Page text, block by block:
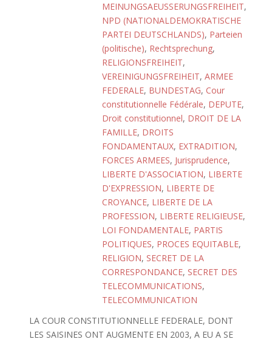
MEINUNGSAEUSSERUNGSFREIHEIT,
NPD (NATIONALDEMOKRATISCHE
PARTEI DEUTSCHLANDS), Parteien
(politische), Rechtsprechung,
RELIGIONSFREIHEIT,
VEREINIGUNGSFREIHEIT, ARMEE
FEDERALE, BUNDESTAG, Cour
constitutionnelle Fédérale, DEPUTE,
Droit constitutionnel, DROIT DE LA
FAMILLE, DROITS
FONDAMENTAUX, EXTRADITION,
FORCES ARMEES, Jurisprudence,
LIBERTE D'ASSOCIATION, LIBERTE
D'EXPRESSION, LIBERTE DE
CROYANCE, LIBERTE DE LA
PROFESSION, LIBERTE RELIGIEUSE,
LOI FONDAMENTALE, PARTIS
POLITIQUES, PROCES EQUITABLE,
RELIGION, SECRET DE LA
CORRESPONDANCE, SECRET DES
TELECOMMUNICATIONS,
TELECOMMUNICATION
LA COUR CONSTITUTIONNELLE FEDERALE, DONT
LES SAISINES ONT AUGMENTE EN 2003, A EU A SE